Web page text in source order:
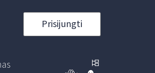
Prisijungti